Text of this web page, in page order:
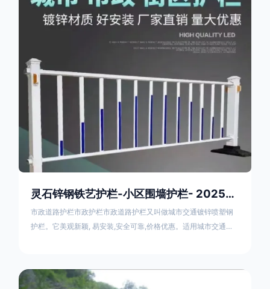
连接固定。其表面通常采用镀锌、喷塑或浸塑处理，以增强耐腐
灵石锌钢铁艺护栏-小区围墙护栏- 2025年17631598285新报价
市政道路护栏市政护栏市政道路护栏又叫做城市交通镀锌喷塑钢
护栏。它美观新颖, 易安装,安全可靠,价格优惠。适用城市交通要
隔离栏，市政道路隔离护栏，人行道路护栏，机动与非机动隔离
护栏、道路中心隔离护栏、带广告牌道路隔离护栏、河道安全护